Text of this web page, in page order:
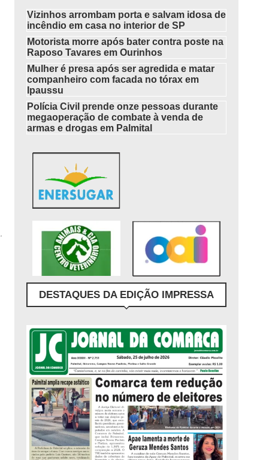
Vizinhos arrombam porta e salvam idosa de
incêndio em casa no interior de SP
Motorista morre após bater contra poste na
Raposo Tavares em Ourinhos
Mulher é presa após ser agredida e matar
companheiro com facada no tórax em
Ipaussu
Polícia Civil prende onze pessoas durante
megaoperação de combate à venda de
armas e drogas em Palmital
DESTAQUES DA EDIÇÃO IMPRESSA